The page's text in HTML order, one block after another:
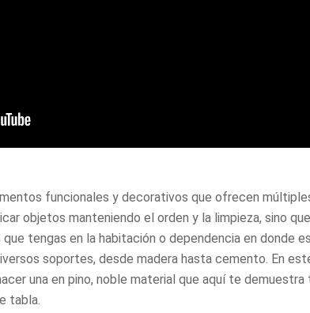
funcionales y decorativos que ofrecen
objetos manteniendo el orden y la limpieza, sino
tengas en la habitación o dependencia en donde
soportes, desde madera hasta cemento. En
una en pino, noble material que aquí te demuestra
tabla.